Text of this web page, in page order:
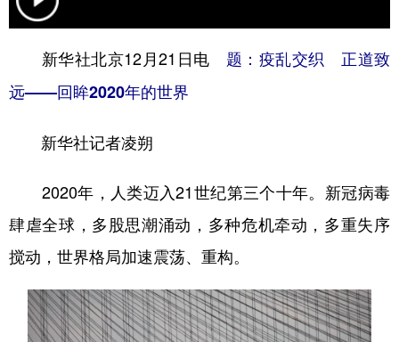
地方频道
北京 天津 河北 山西
浙江 安徽
山东 河南 湖北 湖南
广东 广西 海南 重庆
四川 贵州 云南
陕西 甘肃 青海 宁夏
新疆 内蒙古 黑龙江
新华社北京12月21日电 题：疫乱交织 正道致
远——回眸2020年的世界
新华社记者凌朔
2020年，人类迈入21世纪第三个十年。新冠病毒
肆虐全球，多股思潮涌动，多种危机牵动，多重失序
搅动，世界格局加速震荡、重构。